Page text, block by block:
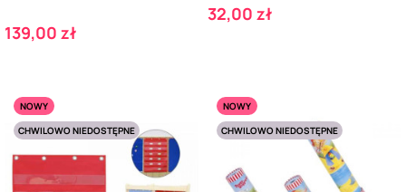
Cena
139,00 zł
Cena
32,00 zł
NOWY
CHWILOWO NIEDOSTĘPNE
NOWY
CHWILOWO NIEDOSTĘPNE